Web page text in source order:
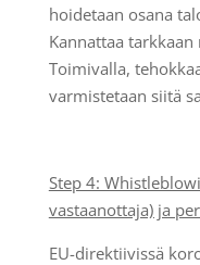
hoidetaan osana
Kannattaa
Toimivalla,
varmistetaan siitä
Step 4:
vastaanottaja) ja
EU-direktiivissä